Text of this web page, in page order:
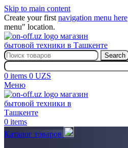
Skip to main content
Create your first navigation menu here
menu" location.
Search
0 items 0 UZS
Меню
0 items
Каталог товаров